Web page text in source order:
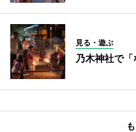
見る・遊ぶ
乃木神社で